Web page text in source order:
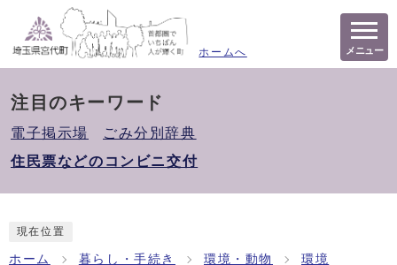
ホームへ メニュー
注目のキーワード
電子掲示場
ごみ分別辞典
住民票などのコンビニ交付
現在位置
ホーム 暮らし・手続き 環境・動物 環境